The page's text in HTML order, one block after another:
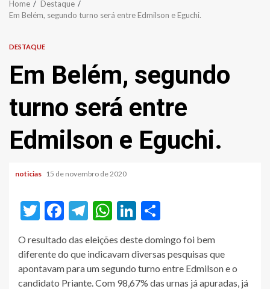
Home
Destaque
Em Belém, segundo turno será entre Edmilson e Eguchi.
DESTAQUE
Em Belém, segundo
turno será entre
Edmilson e Eguchi.
noticias 15 de novembro de 2020
Twitter
Facebook
Telegram
WhatsApp
LinkedIn
O resultado das eleições deste domingo foi bem
diferente do que indicavam diversas pesquisas que
apontavam para um segundo turno entre Edmilson e o
candidato Priante. Com 98,67% das urnas já apuradas, já